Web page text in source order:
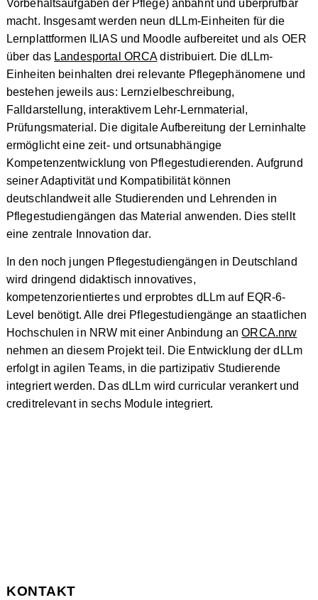
Vorbehaltsaufgaben der Pflege) anbahnt und überprüfbar
macht. Insgesamt werden neun dLLm-Einheiten für die
Lernplattformen ILIAS und Moodle aufbereitet und als OER
über das Landesportal ORCAdistribuiert. Die dLLm-
Einheiten beinhalten drei relevante Pflegephänomene und
bestehen jeweils aus: Lernzielbeschreibung,
Falldarstellung, interaktivem Lehr-Lernmaterial,
Prüfungsmaterial. Die digitale Aufbereitung der Lerninhalte
ermöglicht eine zeit- und ortsunabhängige
Kompetenzentwicklung von Pflegestudierenden. Aufgrund
seiner Adaptivität und Kompatibilität können
deutschlandweit alle Studierenden und Lehrenden in
Pflegestudiengängen das Material anwenden. Dies stellt
eine zentrale Innovation dar.
In den noch jungen Pflegestudiengängen in Deutschland
wird dringend didaktisch innovatives,
kompetenzorientiertes und erprobtes dLLm auf EQR-6-
Level benötigt. Alle drei Pflegestudiengänge an staatlichen
Hochschulen in NRW mit einer Anbindung anORCA.nrw
nehmen an diesem Projekt teil. Die Entwicklung der dLLm
erfolgt in agilen Teams, in die partizipativ Studierende
integriert werden. Das dLLm wird curricular verankert und
creditrelevant in sechs Module integriert.
KONTAKT